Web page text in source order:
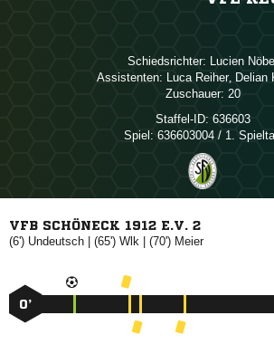
Schiedsrichter:  
Assistenten:  , 
Zuschauer: 20
Staffel-ID: 636603
Spiel: 636603004 / 1.
VFB SCHÖNECK 1912 E.V. 2
(6')  | (65')  | (70') 
0’